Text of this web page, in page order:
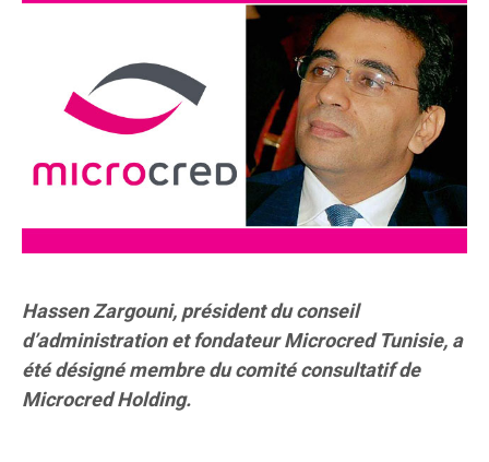
Hassen Zargouni, président du conseil
d’administration et fondateur Microcred Tunisie, a
été désigné membre du comité consultatif de
Microcred Holding.